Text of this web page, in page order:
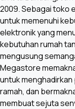
2009. Sebagai toko
untuk memenuhi
elektronik yang
kebutuhan rumah
mengusung
Megastore
untuk menghadirkan
ramah, dan
membuat sejuta